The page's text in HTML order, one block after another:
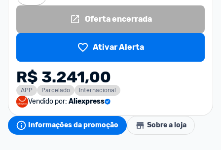
Oferta encerrada
Ativar Alerta
R$ 3.241,00
APP Parcelado Internacional
Vendido por: Aliexpress
Informações da promoção Sobre a loja